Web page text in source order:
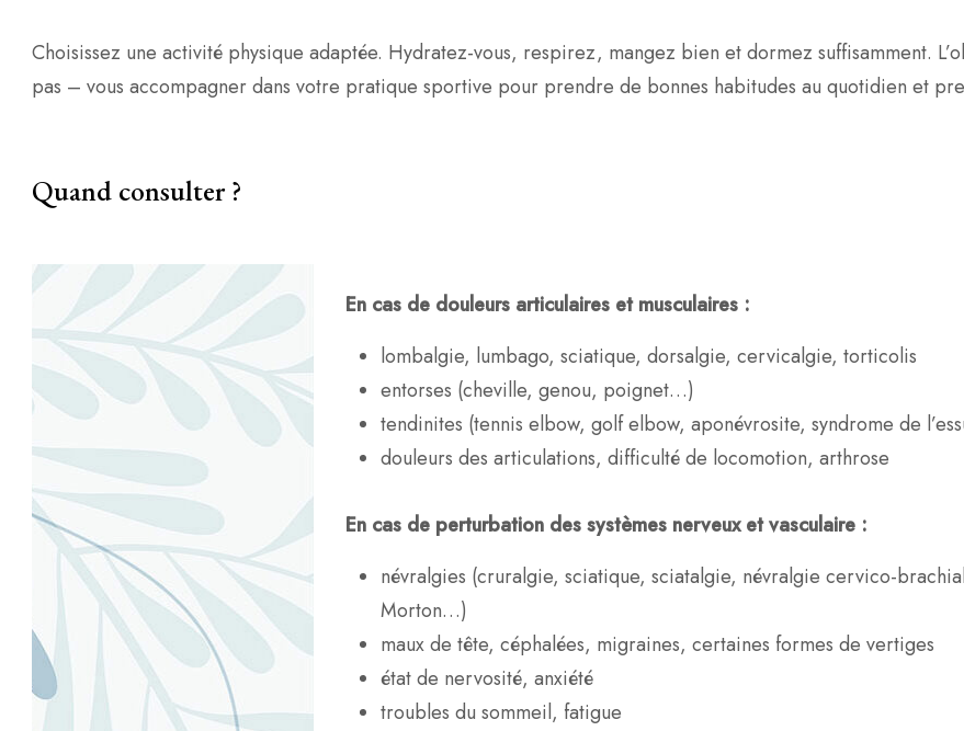
Choisissez une activité physique adaptée. Hydratez-vous, respirez, mangez bien et dormez suffisamment.
pas – vous accompagner dans votre pratique sportive pour prendre de bonnes habitudes au quotidien et
Quand consulter ?
En cas de douleurs articulaires et musculaires :
lombalgie, lumbago, sciatique, dorsalgie, cervicalgie, torticolis
entorses (cheville, genou, poignet…)
tendinites (tennis elbow, golf elbow, aponévrosite, syndrome de
douleurs des articulations, difficulté de locomotion, arthrose
En cas de perturbation des systèmes nerveux et vasculaire :
névralgies (cruralgie, sciatique, sciatalgie, névralgie cervico-
Morton…)
maux de tête, céphalées, migraines, certaines formes de vertiges
état de nervosité, anxiété
troubles du sommeil, fatigue